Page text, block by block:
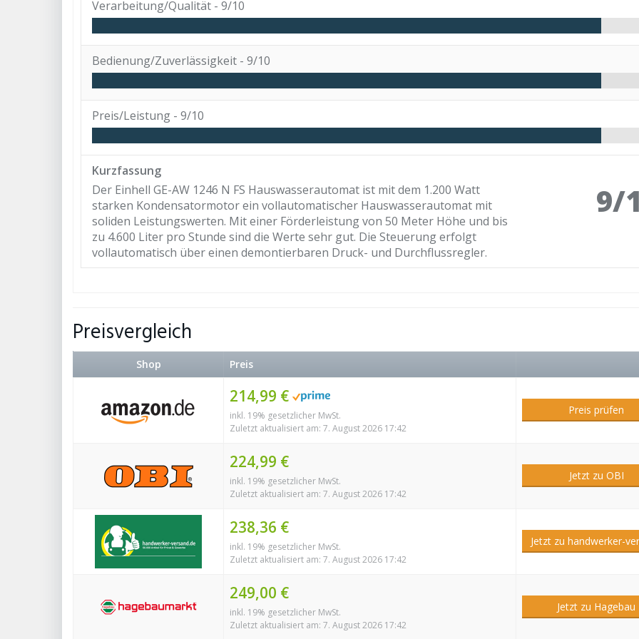
Verarbeitung/Qualität - 9/10
Bedienung/Zuverlässigkeit - 9/10
Preis/Leistung - 9/10
Kurzfassung
Der Einhell GE-AW 1246 N FS Hauswasserautomat ist mit dem 1.200 Watt
starken Kondensatormotor ein vollautomatischer Hauswasserautomat mit
soliden Leistungswerten. Mit einer Förderleistung von 50 Meter Höhe und bis
zu 4.600 Liter pro Stunde sind die Werte sehr gut. Die Steuerung erfolgt
vollautomatisch über einen demontierbaren Druck- und Durchflussregler.
9/
Preisvergleich
Shop Preis
214,99 €
inkl. 19% gesetzlicher MwSt.
Zuletzt aktualisiert am: 7. August 2026 17:42
Preis prüfen
224,99 €
inkl. 19% gesetzlicher MwSt.
Zuletzt aktualisiert am: 7. August 2026 17:42
Jetzt zu OBI
238,36 €
inkl. 19% gesetzlicher MwSt.
Zuletzt aktualisiert am: 7. August 2026 17:42
Jetzt zu handwerker-
249,00 €
inkl. 19% gesetzlicher MwSt.
Zuletzt aktualisiert am: 7. August 2026 17:42
Jetzt zu Hagebau